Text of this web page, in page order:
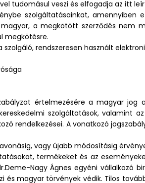
tudomásul veszi és elfogadja az itt
szolgáltatásainkat, amennyiben
a megkötött szerződés nem
megkötésre.
rendszeresen használt
értelmezésére a magyar
szolgáltatások, valamint
rendelkezései. A vonatkozó
vagy újabb módosításig
termékeket és az
Nagy Ágnes egyéni
magyar törvények védik. Tilos